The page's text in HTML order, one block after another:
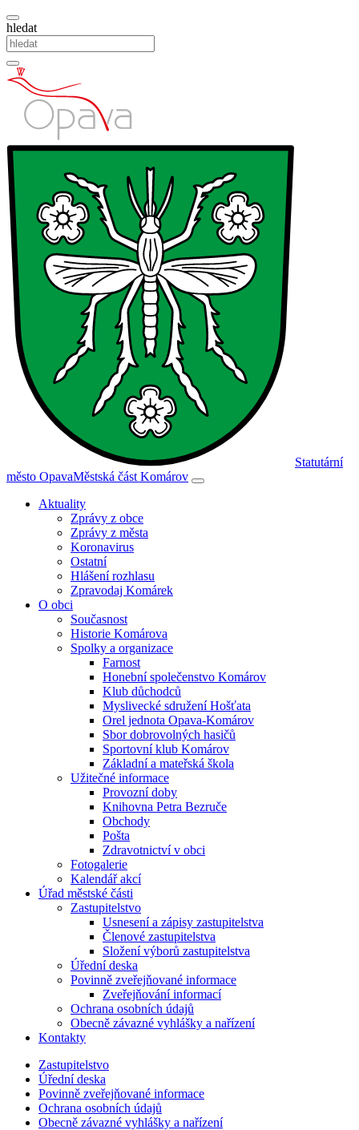
hledat
Statutární
město OpavaMěstská část Komárov
Aktuality
Zprávy z obce
Zprávy z města
Koronavirus
Ostatní
Hlášení rozhlasu
Zpravodaj Komárek
O obci
Současnost
Historie Komárova
Spolky a organizace
Farnost
Honební společenstvo Komárov
Klub důchodců
Myslivecké sdružení Hošťata
Orel jednota Opava-Komárov
Sbor dobrovolných hasičů
Sportovní klub Komárov
Základní a mateřská škola
Užitečné informace
Provozní doby
Knihovna Petra Bezruče
Obchody
Pošta
Zdravotnictví v obci
Fotogalerie
Kalendář akcí
Úřad městské části
Zastupitelstvo
Usnesení a zápisy zastupitelstva
Členové zastupitelstva
Složení výborů zastupitelstva
Úřední deska
Povinně zveřejňované informace
Zveřejňování informací
Ochrana osobních údajů
Obecně závazné vyhlášky a nařízení
Kontakty
Zastupitelstvo
Úřední deska
Povinně zveřejňované informace
Ochrana osobních údajů
Obecně závazné vyhlášky a nařízení